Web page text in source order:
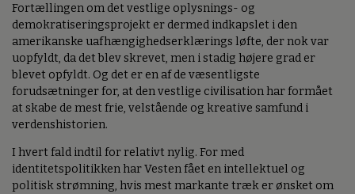
Fortællingen om det vestlige oplysnings- og
demokratiseringsprojekt er dermed indkapslet i den
amerikanske uafhængighedserklærings løfte, der nok var
uopfyldt, da det blev skrevet, men i stadig højere grad er
blevet opfyldt. Og det er en af de væsentligste
forudsætninger for, at den vestlige civilisation har formået
at skabe de mest frie, velstående og kreative samfund i
verdenshistorien.
I hvert fald indtil for relativt nylig. For med
identitetspolitikken har Vesten fået en intellektuel og
politisk strømning, hvis mest markante træk er ønsket om